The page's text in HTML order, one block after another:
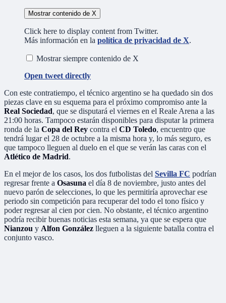
Mostrar contenido de X
Click here to display content from Twitter.
Más información en la política de privacidad de X.
Mostrar siempre contenido de X
Open tweet directly
Con este contratiempo, el técnico argentino se ha quedado sin dos
piezas clave en su esquema para el próximo compromiso ante la
Real Sociedad, que se disputará el viernes en el Reale Arena a las
21:00 horas. Tampoco estarán disponibles para disputar la primera
ronda de la Copa del Rey contra el CD Toledo, encuentro que
tendrá lugar el 28 de octubre a la misma hora y, lo más seguro, es
que tampoco lleguen al duelo en el que se verán las caras con el
Atlético de Madrid.
En el mejor de los casos, los dos futbolistas del Sevilla FC podrían
regresar frente a Osasuna el día 8 de noviembre, justo antes del
nuevo parón de selecciones, lo que les permitiría aprovechar ese
periodo sin competición para recuperar del todo el tono físico y
poder regresar al cien por cien. No obstante, el técnico argentino
podría recibir buenas noticias esta semana, ya que se espera que
Nianzou y Alfon González lleguen a la siguiente batalla contra el
conjunto vasco.